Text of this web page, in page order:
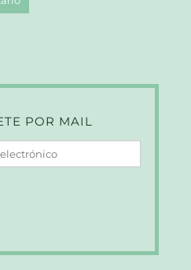
POR MAIL